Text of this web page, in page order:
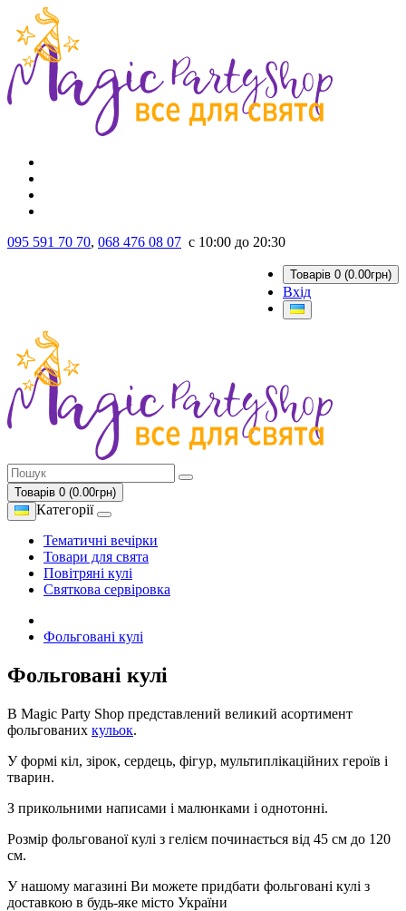
095 591 70 70, 068 476 08 07 с 10:00 до 20:30
Товарів 0 (0.00грн)
Вхід
Товарів 0 (0.00грн)
Категорії
Тематичні вечірки
Товари для свята
Повітряні кулі
Святкова сервіровка
Фольговані кулі
Фольговані кулі
В Magic Party Shop представлений великий асортимент
фольгованих кульок.
У формі кіл, зірок, сердець, фігур, мультиплікаційних героїв і
тварин.
З прикольними написами і малюнками і однотонні.
Розмір фольгованої кулі з гелієм починається від 45 см до 120
см.
У нашому магазині Ви можете придбати фольговані кулі з
доставкою в будь-яке місто України